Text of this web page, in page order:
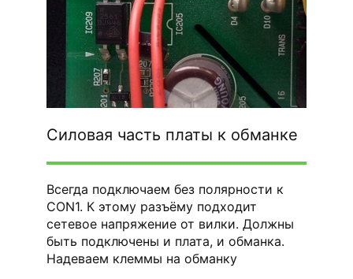
Силовая часть платы к обманке
Всегда подключаем без полярности к
CON1. К этому разъёму подходит
сетевое напряжение от вилки. Должны
быть подключены и плата, и обманка.
Надеваем клеммы на обманку